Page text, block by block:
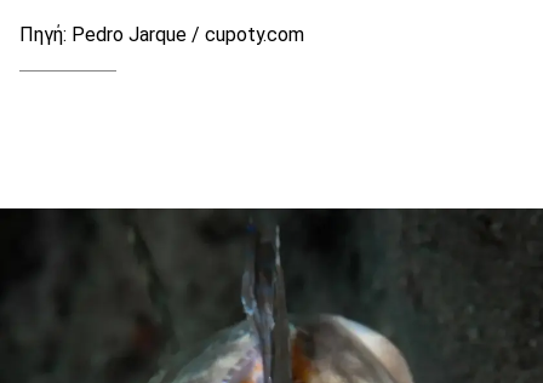
Πηγή: Pedro Jarque / cupoty.com